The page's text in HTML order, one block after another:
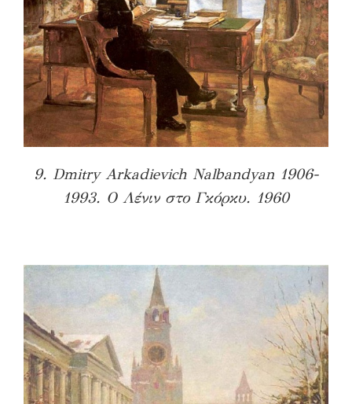
9. Dmitry Arkadievich Nalbandyan 1906-
1993. Ο Λένιν στο Γκόρκυ. 1960